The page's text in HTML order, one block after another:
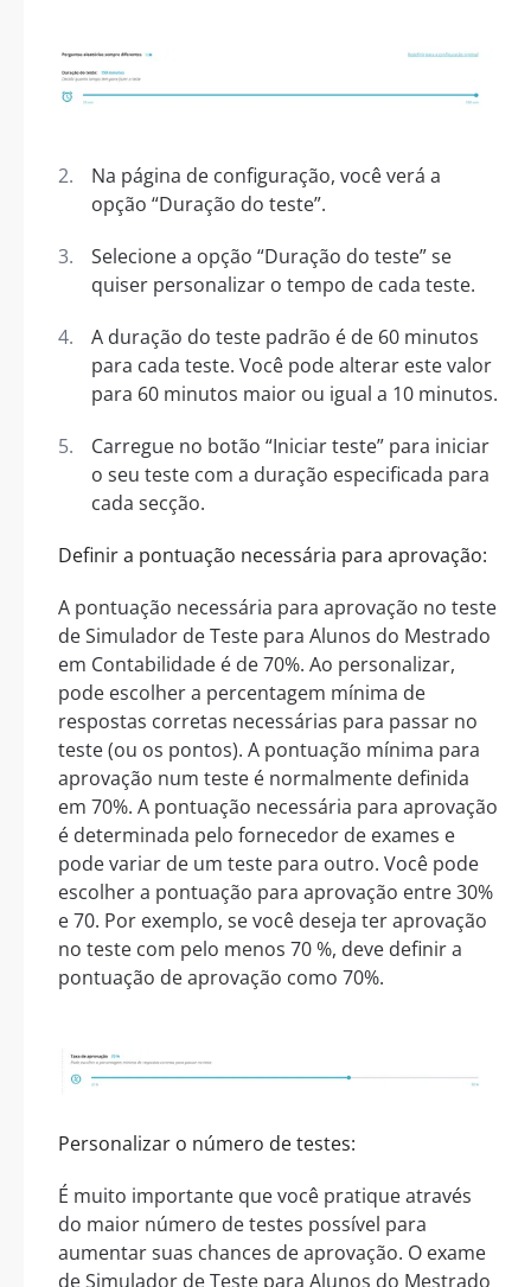
Na página de configuração, você verá a
opção “Duração do teste”.
Selecione a opção “Duração do teste” se
quiser personalizar o tempo de cada teste.
A duração do teste padrão é de 60 minutos
para cada teste. Você pode alterar este valor
para 60 minutos maior ou igual a 10 minutos.
Carregue no botão “Iniciar teste” para iniciar
o seu teste com a duração especificada para
cada secção.
Definir a pontuação necessária para aprovação:
A pontuação necessária para aprovação no teste
de Simulador de Teste para Alunos do Mestrado
em Contabilidade é de 70%. Ao personalizar,
pode escolher a percentagem mínima de
respostas corretas necessárias para passar no
teste (ou os pontos). A pontuação mínima para
aprovação num teste é normalmente definida
em 70%. A pontuação necessária para aprovação
é determinada pelo fornecedor de exames e
pode variar de um teste para outro. Você pode
escolher a pontuação para aprovação entre 30%
e 70. Por exemplo, se você deseja ter aprovação
no teste com pelo menos 70 %, deve definir a
pontuação de aprovação como 70%.
Personalizar o número de testes:
É muito importante que você pratique através
do maior número de testes possível para
aumentar suas chances de aprovação. O exame
de Simulador de Teste para Alunos do Mestrado